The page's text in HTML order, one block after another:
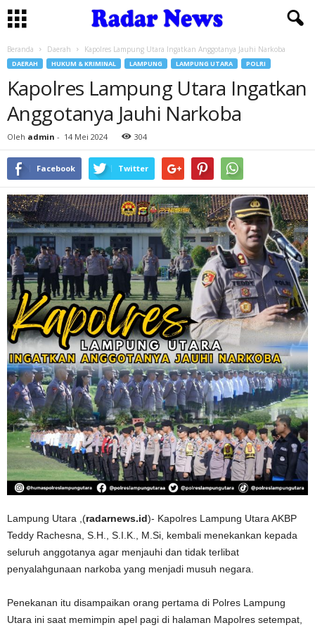
Beranda Daerah Kapolres Lampung Utara Ingatkan Anggotanya Jauhi Narkoba
DAERAH HUKUM & KRIMINAL LAMPUNG LAMPUNG UTARA POLRI
Kapolres Lampung Utara Ingatkan
Anggotanya Jauhi Narkoba
Oleh admin - 14 Mei 2024 304
Facebook Twitter
Lampung Utara ,(radarnews.id)- Kapolres Lampung Utara AKBP
Teddy Rachesna, S.H., S.I.K., M.Si, kembali menekankan kepada
seluruh anggotanya agar menjauhi dan tidak terlibat
penyalahgunaan narkoba yang menjadi musuh negara.
Penekanan itu disampaikan orang pertama di Polres Lampung
Utara ini saat memimpin apel pagi di halaman Mapolres setempat,